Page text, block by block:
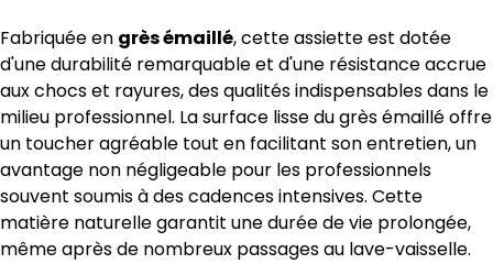
Fabriquée en grès émaillé, cette assiette est dotée
d'une durabilité remarquable et d'une résistance accrue
aux chocs et rayures, des qualités indispensables dans le
milieu professionnel. La surface lisse du grès émaillé offre
un toucher agréable tout en facilitant son entretien, un
avantage non négligeable pour les professionnels
souvent soumis à des cadences intensives. Cette
matière naturelle garantit une durée de vie prolongée,
même après de nombreux passages au lave-vaisselle.